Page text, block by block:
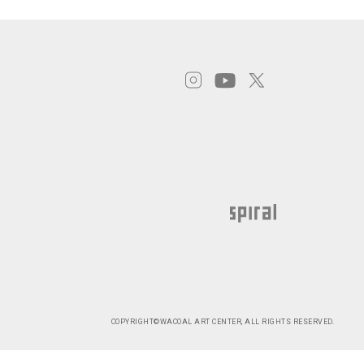
COPYRIGHT©WACOAL ART CENTER, ALL RIGHTS RESERVED.